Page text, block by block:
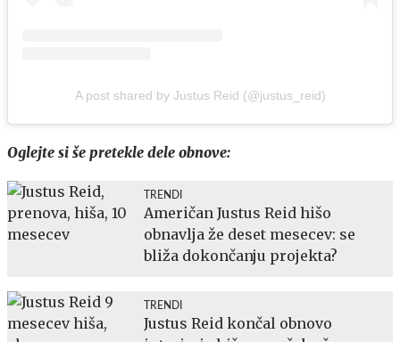
A post shared by Justus Reid (@justus_reid)
Oglejte si še pretekle dele obnove:
TRENDI
Američan Justus Reid hišo
obnavlja že deset mesecev: se
bliža dokončanju projekta?
TRENDI
Justus Reid končal obnovo